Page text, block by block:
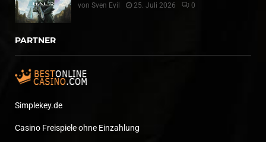
von Sven Evil 25. Juli 2026 0
PARTNER
Simplekey.de
Casino Freispiele ohne Einzahlung